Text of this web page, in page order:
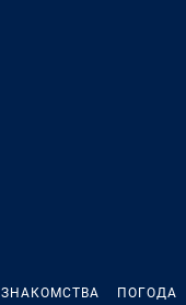
ЗНАКОМСТВА ПОГОДА